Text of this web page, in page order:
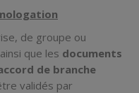
de groupe ou
que les documents
de branche
validés par